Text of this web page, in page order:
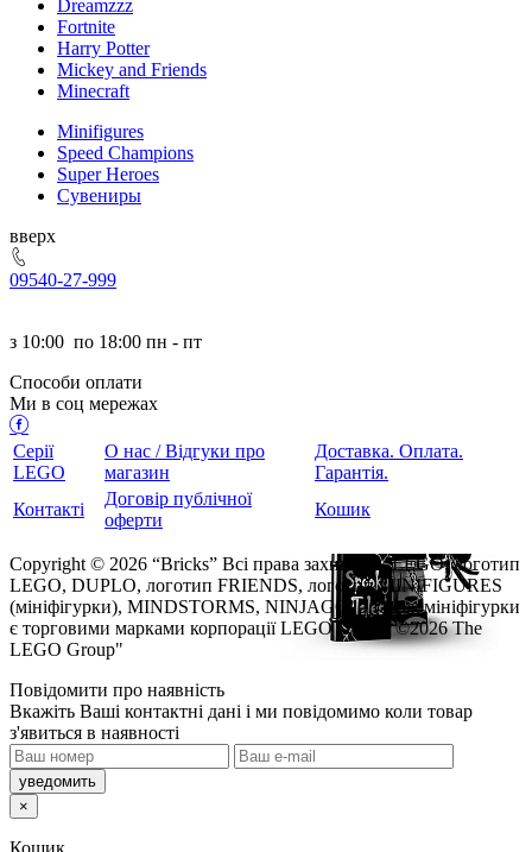
Dreamzzz
Fortnite
Harry Potter
Mickey and Friends
Minecraft
Minifigures
Speed Champions
Super Heroes
Сувениры
ерх
09540-27-999
з 10:00 по 18:00 пн - пт
Способи оплати
Ми в соц мережах
Серії
LEGO
О нас / Відгуки про
магазин
Доставка. Оплата.
Гарантія.
Контакті
Договір публічної
оферти
Кошик
Copyright © 2026 “Bricks” Всі права захищено. LEGO, логотип
LEGO, DUPLO, логотип FRIENDS, логотип MINIFIGURES
(мініфігурки), MINDSTORMS, NINJAGO, а також мініфігурки
є торговими марками корпорації LEGO Group. ©2026 The
LEGO Group"
Повідомити про наявність
кажіть Ваші контактні дані і ми повідомимо коли товар
з'явиться в наявності
×